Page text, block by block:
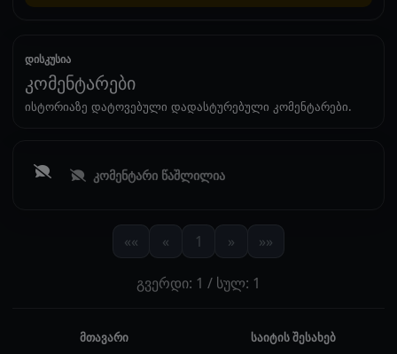
დისკუსია
კომენტარები
ისტორიაზე დატოვებული დადასტურებული კომენტარები.
კომენტარი წაშლილია
«« « 1 » »»
გვერდი: 1 / სულ: 1
მთავარი საიტის შესახებ